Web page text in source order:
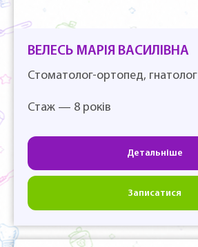
ВЕЛЕСЬ МАРІЯ ВАСИЛІВНА
Стоматолог-ортопед, гнатолог
Стаж — 8 років
Детальніше
Записатися